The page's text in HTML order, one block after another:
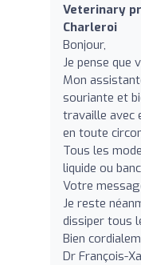
Veterinary
Charleroi
Bonjour,
Je pense que
Mon
souriante et
travaille avec
en toute
Tous les
liquide ou
Votre
Je reste
dissiper tous
Bien
Dr François-